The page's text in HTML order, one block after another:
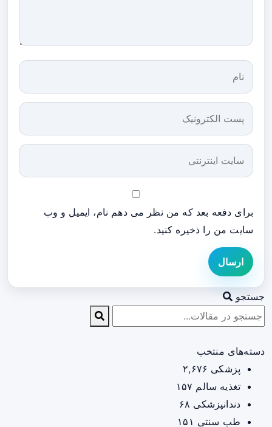
برای دفعه بعد که من نظر می دهم نام، ایمیل و وب
سایت من را ذخیره کنید.
ارسال
جستجو
دسته‌های منتخب
پزشکی ۲,۶۷۶
تغذیه سالم ۱۵۷
دندانپزشکی ۶۸
طب سنتی ۱۵۱